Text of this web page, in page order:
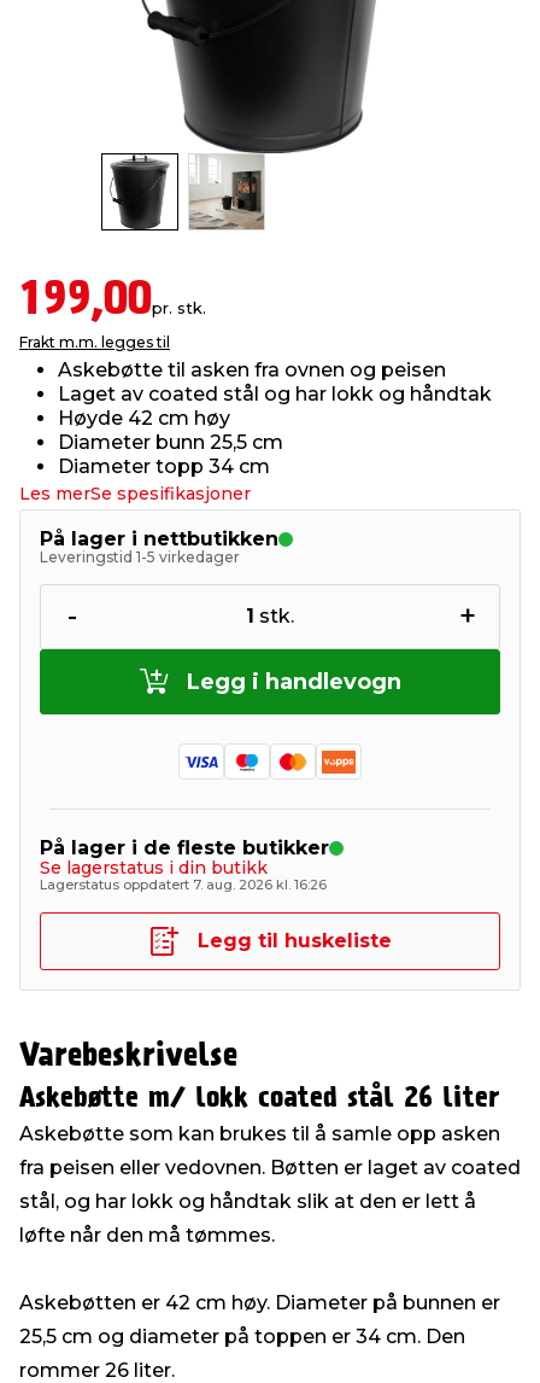
& ugress
og sylting
199,00pr. stk.
Frakt m.m. legges til
Askebøtte til asken fra ovnen og peisen
Laget av coated stål og har lokk og håndtak
Høyde 42 cm høy
Diameter bunn 25,5 cm
Diameter topp 34 cm
Les merSe spesifikasjoner
På lager i nettbutikken
Leveringstid 1-5 virkedager
- 1 stk. +
Legg i handlevogn
På lager i de fleste butikker
Se lagerstatus i din butikk
Lagerstatus oppdatert 7. aug. 2026 kl. 16:26
Legg til huskeliste
Varebeskrivelse
Askebøtte m/ lokk coated stål 26 liter
Askebøtte som kan brukes til å samle opp asken
fra peisen eller vedovnen. Bøtten er laget av coated
stål, og har lokk og håndtak slik at den er lett å
løfte når den må tømmes.
Askebøtten er 42 cm høy. Diameter på bunnen er
25,5 cm og diameter på toppen er 34 cm. Den
rommer 26 liter.